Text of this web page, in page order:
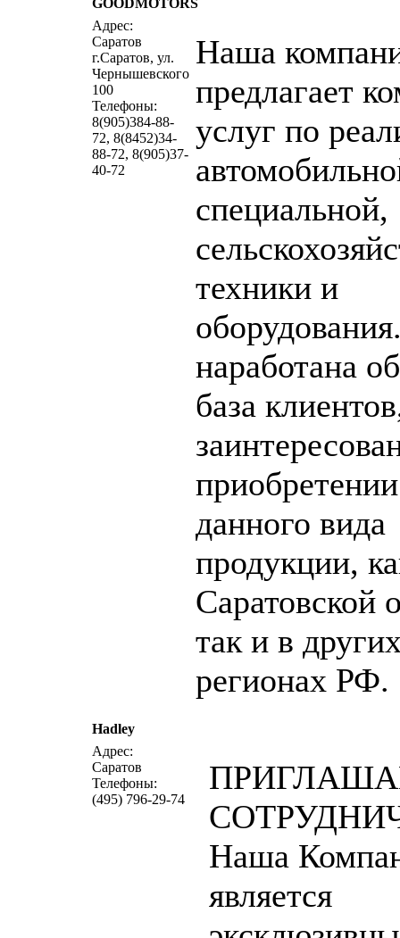
GOODMOTORS
Адрес:
Саратов
г.Саратов, ул.
Чернышевского
100
Телефоны:
8(905)384-88-
72, 8(8452)34-
88-72, 8(905)37-
40-72
Наша
предлагает
услуг по
специальной,
техники и
наработана
база
приобретении
данного вида
продукции,
Саратовской
так и в
регионах РФ.
Hadley
Адрес:
Саратов
Телефоны:
(495) 796-29-74
Наша
является